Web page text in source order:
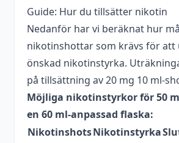
Guide: Hur du tillsätter nikotin
Nedanför har vi beräknat hur
nikotinshottar som krävs för att
önskad nikotinstyrka.
på tillsättning av 20 mg 10 ml-
Möjliga nikotinstyrkor för 50
en 60 ml-anpassad flaska:
NikotinshotsNikotinstyrka
Beskrivande
Tropisk
Blandning
70VG / 30PG
Flaskstorlek
60 ml
Innehåller
cooling
Nej
Serie
Koyuki